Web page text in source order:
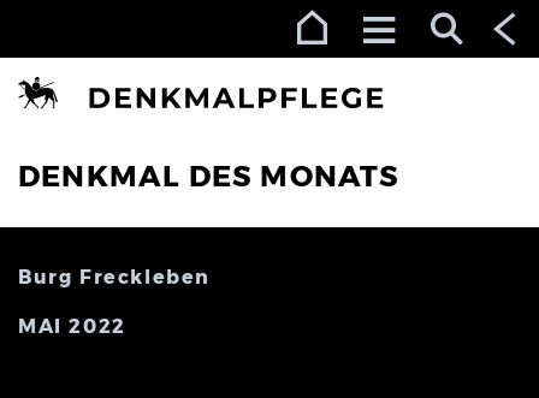
DENKMAL DES MONATS
Burg Freckleben
MAI 2022